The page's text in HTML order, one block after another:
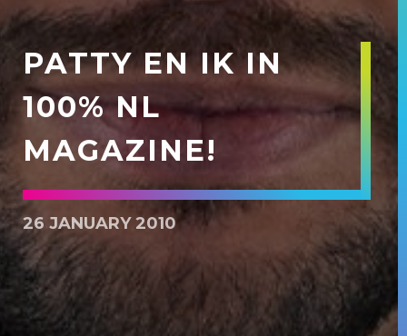
PATTY EN IK IN
100% NL
MAGAZINE!
26 JANUARY 2010